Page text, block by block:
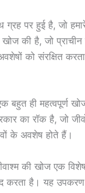
पर हुई है, जो
की है, जो
को संरक्षित
बहुत ही महत्वपूर्ण
का रॉक है, जो
के अवशेष होते हैं।
की खोज एक
करता है। यह उपकरण